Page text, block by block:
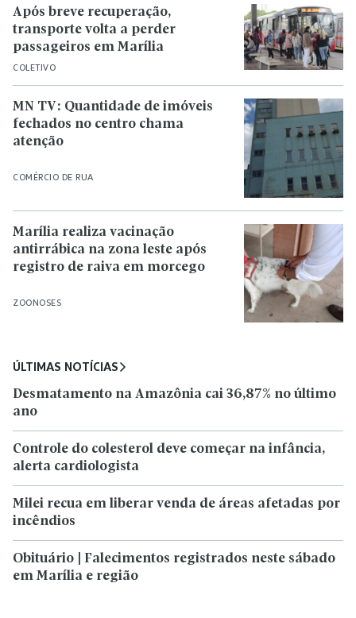
COLETIVO
Após breve recuperação,
transporte volta a perder
passageiros em Marília
COMÉRCIO DE RUA
MN TV: Quantidade de imóveis
fechados no centro chama
atenção
ZOONOSES
Marília realiza vacinação
antirrábica na zona leste após
registro de raiva em morcego
ÚLTIMAS NOTÍCIAS
Desmatamento na Amazônia cai 36,87% no último
ano
Controle do colesterol deve começar na infância,
alerta cardiologista
Milei recua em liberar venda de áreas afetadas por
incêndios
Obituário | Falecimentos registrados neste sábado
em Marília e região